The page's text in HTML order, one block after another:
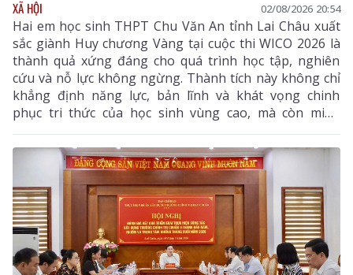
XÃ HỘI 02/08/2026 20:54
Hai em học sinh THPT Chu Văn An tỉnh Lai Châu xuất
sắc giành Huy chương Vàng tại cuộc thi WICO 2026 là
thành quả xứng đáng cho quá trình học tập, nghiên
cứu và nỗ lực không ngừng. Thành tích này không chỉ
khẳng định năng lực, bản lĩnh và khát vọng chinh
phục tri thức của học sinh vùng cao, mà còn minh
chứng rằng với ý chí và sự quyết tâm, các em hoàn
toàn có thể vượt qua mọi ranh giới trong nước để
vươn ra đấu trường quốc tế. Đây là niềm tự hào của
ngành giáo dục Lai Châu, đồng thời là nguồn cảm
hứng, động lực để thế hệ học sinh tiếp tục nuôi dưỡng
ước mơ, không ngừng sáng tạo và hội nhập với thế
giới.